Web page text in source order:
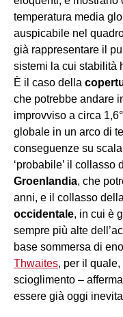
temperatura media
auspicabile nel
già rappresentare il
sistemi la cui stabilità
È il caso della
che potrebbe andare
improvviso a circa
globale in un arco di
conseguenze su
‘probabile’ il collasso
Groenlandia, che
anni, e il collasso della
occidentale, in cui è
sempre più alte
base sommersa di
Thwaites, per il
scioglimento –
essere già oggi